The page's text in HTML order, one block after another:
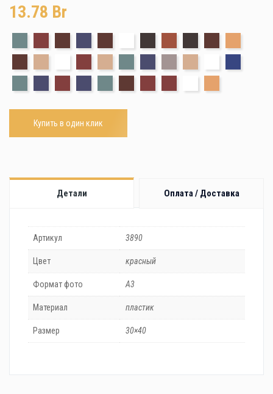
13.78 Br
Купить в один клик
Детали Оплата / Доставка
Артикул 3890
Цвет красный
Формат фото A3
Материал пластик
Размер 30×40